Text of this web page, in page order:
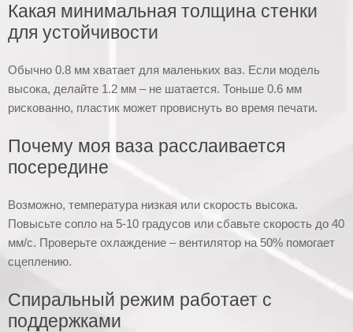
Какая минимальная толщина стенки
для устойчивости
Обычно 0.8 мм хватает для маленьких ваз. Если модель
высока, делайте 1.2 мм – не шатается. Тоньше 0.6 мм
рискованно, пластик может провиснуть во время печати.
Почему моя ваза расслаивается
посередине
Возможно, температура низкая или скорость высока.
Повысьте сопло на 5-10 градусов или сбавьте скорость до 40
мм/с. Проверьте охлаждение – вентилятор на 50% помогает
сцеплению.
Спиральный режим работает с
поддержками